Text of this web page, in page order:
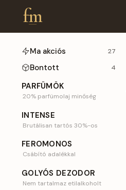
fm
Ma akciós 27
Bontott 4
PARFÜMÖK
20% parfümolaj minőség
INTENSE
Brutálisan tartós 30%-os
FEROMONOS
Csábító adalékkal
GOLYÓS DEZODOR
Nem tartalmaz etilalkoholt